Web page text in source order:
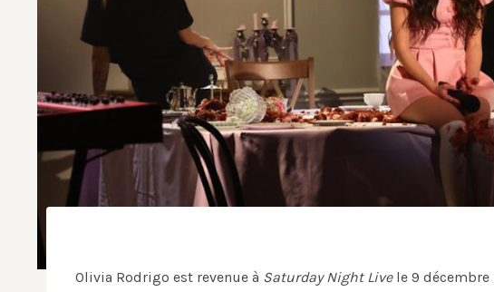
Olivia Rodrigo est revenue à Saturday Night Livele 9 décembre